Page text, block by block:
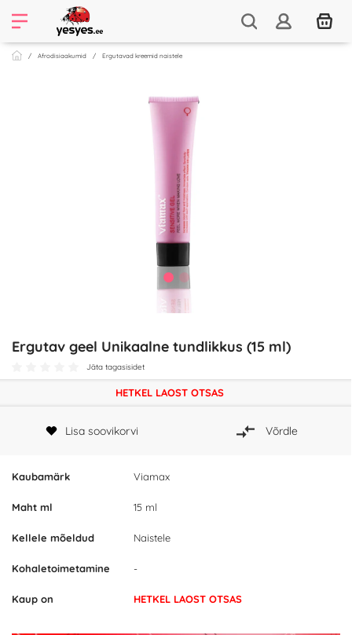
Afrodisiaakumid Ergutavad kreemid naistele
Ergutav geel Unikaalne tundlikkus (15 ml)
Jäta tagasisidet
Kaubamärk Viamax
Maht ml 15 ml
Kellele mõeldud Naistele
Kohaletoimetamine -
Kaup on HETKEL LAOST OTSAS
HETKEL LAOST OTSAS
Lisa soovikorvi Võrdle